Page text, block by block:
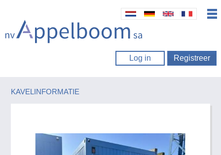
Log in Registreer
KAVELINFORMATIE